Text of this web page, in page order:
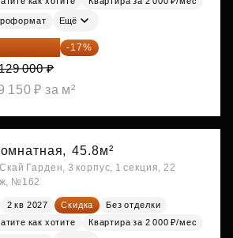
Ещё
197 070 ₽ -17%
000 ₽
150 ₽ за м²
45.8м²
Гарден, 3 корпус, 1 секция, 22
№162
2 кв 2027 Скидка
Без отделки
как хотите
Квартира за 2 000 ₽/мес